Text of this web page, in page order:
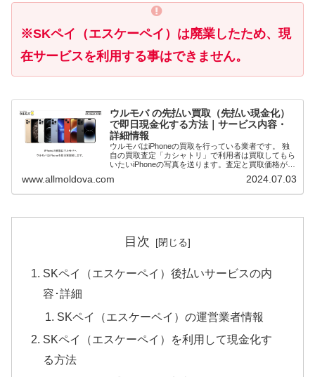
※SKペイ（エスケーペイ）は廃業したため、現
在サービスを利用する事はできません。
ウルモバ の先払い買取（先払い現金化）
で即日現金化する方法｜サービス内容・
詳細情報
ウルモバはiPhoneの買取を行っている業者です。 独
自の買取査定「カシャトリ」で利用者は買取してもら
いたいiPhoneの写真を送ります。査定と買取価格が確
定次第先払いで現金買取してもらうことで即日現金化
（最短20分）が可能です。 本記事で...
www.allmoldova.com 2024.07.03
目次
SKペイ（エスケーペイ）後払いサービスの内
容･詳細
SKペイ（エスケーペイ）の運営業者情報
SKペイ（エスケーペイ）を利用して現金化す
る方法